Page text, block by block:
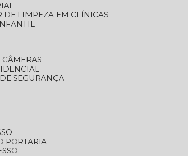
DE LIMPEZA EM CLÍNICAS
CÂMERAS
SEGURANÇA
PORTARIA